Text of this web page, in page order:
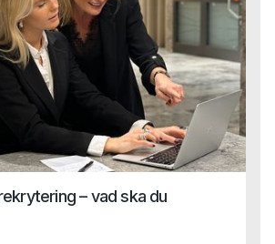
– vad ska du